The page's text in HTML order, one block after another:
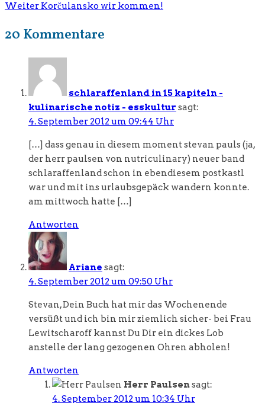
Weiter Korčulansko wir kommen!
20 Kommentare
schlaraffenland in 15 kapiteln -
kulinarische notiz - esskultur sagt:
4. September 2012 um 09:44 Uhr
[…] dass genau in diesem moment stevan pauls (ja,
der herr paulsen von nutriculinary) neuer band
schlaraffenland schon in ebendiesem postkastl
war und mit ins urlaubsgepäck wandern konnte.
am mittwoch hatte […]
Antworten
Ariane sagt:
4. September 2012 um 09:50 Uhr
Stevan, Dein Buch hat mir das Wochenende
versüßt und ich bin mir ziemlich sicher- bei Frau
Lewitscharoff kannst Du Dir ein dickes Lob
anstelle der lang gezogenen Ohren abholen!
Antworten
Herr Paulsensagt:
4. September 2012 um 10:34 Uhr